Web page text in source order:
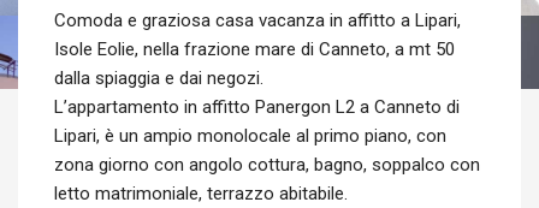
Comoda e graziosa casa vacanza in affitto a Lipari,
Isole Eolie, nella frazione mare di Canneto, a mt 50
dalla spiaggia e dai negozi.
L’appartamento in affitto Panergon L2 a Canneto di
Lipari, è un ampio monolocale al primo piano, con
zona giorno con angolo cottura, bagno, soppalco con
letto matrimoniale, terrazzo abitabile.